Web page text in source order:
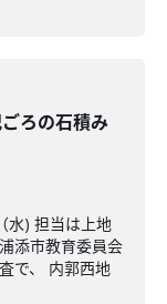
ろの石積み
) 担当は上地
添市教育委員会
で、 内郭西地